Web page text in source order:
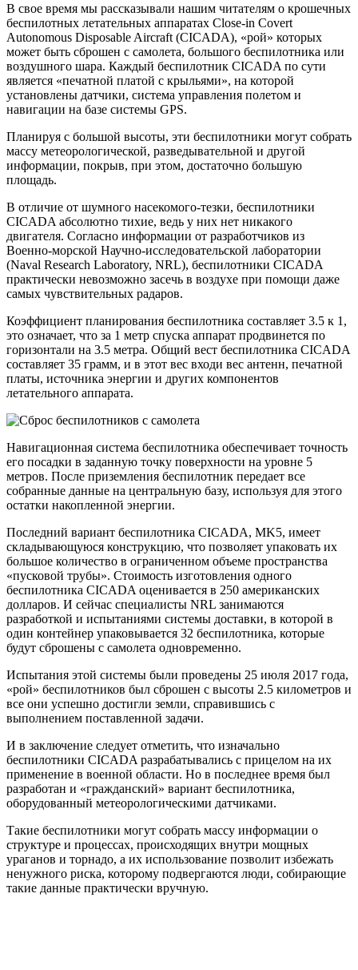
В свое время мы рассказывали нашим читателям о крошечных
беспилотных летательных аппаратах Close-in Covert
Autonomous Disposable Aircraft (CICADA), «рой» которых
может быть сброшен с самолета, большого беспилотника или
воздушного шара. Каждый беспилотник CICADA по сути
является «печатной платой с крыльями», на которой
установлены датчики, система управления полетом и
навигации на базе системы GPS.
Планируя с большой высоты, эти беспилотники могут собрать
массу метеорологической, разведывательной и другой
информации, покрыв, при этом, достаточно большую
площадь.
В отличие от шумного насекомого-тезки, беспилотники
CICADA абсолютно тихие, ведь у них нет никакого
двигателя. Согласно информации от разработчиков из
Военно-морской Научно-исследовательской лаборатории
(Naval Research Laboratory, NRL), беспилотники CICADA
практически невозможно засечь в воздухе при помощи даже
самых чувствительных радаров.
Коэффициент планирования беспилотника составляет 3.5 к 1,
это означает, что за 1 метр спуска аппарат продвинется по
горизонтали на 3.5 метра. Общий вест беспилотника CICADA
составляет 35 грамм, и в этот вес входи вес антенн, печатной
платы, источника энергии и других компонентов
летательного аппарата.
Навигационная система беспилотника обеспечивает точность
его посадки в заданную точку поверхности на уровне 5
метров. После приземления беспилотник передает все
собранные данные на центральную базу, используя для этого
остатки накопленной энергии.
Последний вариант беспилотника CICADA, MK5, имеет
складывающуюся конструкцию, что позволяет упаковать их
большое количество в ограниченном объеме пространства
«пусковой трубы». Стоимость изготовления одного
беспилотника CICADA оценивается в 250 американских
долларов. И сейчас специалисты NRL занимаются
разработкой и испытаниями системы доставки, в которой в
один контейнер упаковывается 32 беспилотника, которые
будут сброшены с самолета одновременно.
Испытания этой системы были проведены 25 июля 2017 года,
«рой» беспилотников был сброшен с высоты 2.5 километров и
все они успешно достигли земли, справившись с
выполнением поставленной задачи.
И в заключение следует отметить, что изначально
беспилотники CICADA разрабатывались с прицелом на их
применение в военной области. Но в последнее время был
разработан и «гражданский» вариант беспилотника,
оборудованный метеорологическими датчиками.
Такие беспилотники могут собрать массу информации о
структуре и процессах, происходящих внутри мощных
ураганов и торнадо, а их использование позволит избежать
ненужного риска, которому подвергаются люди, собирающие
такие данные практически вручную.